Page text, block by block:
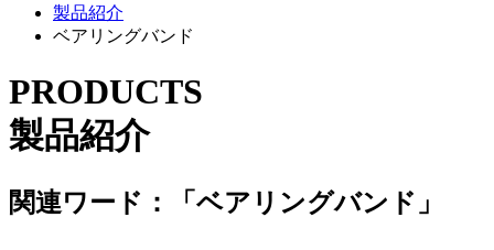
製品紹介
ベアリングバンド
PRODUCTS
製品紹介
関連ワード：「ベアリングバンド」